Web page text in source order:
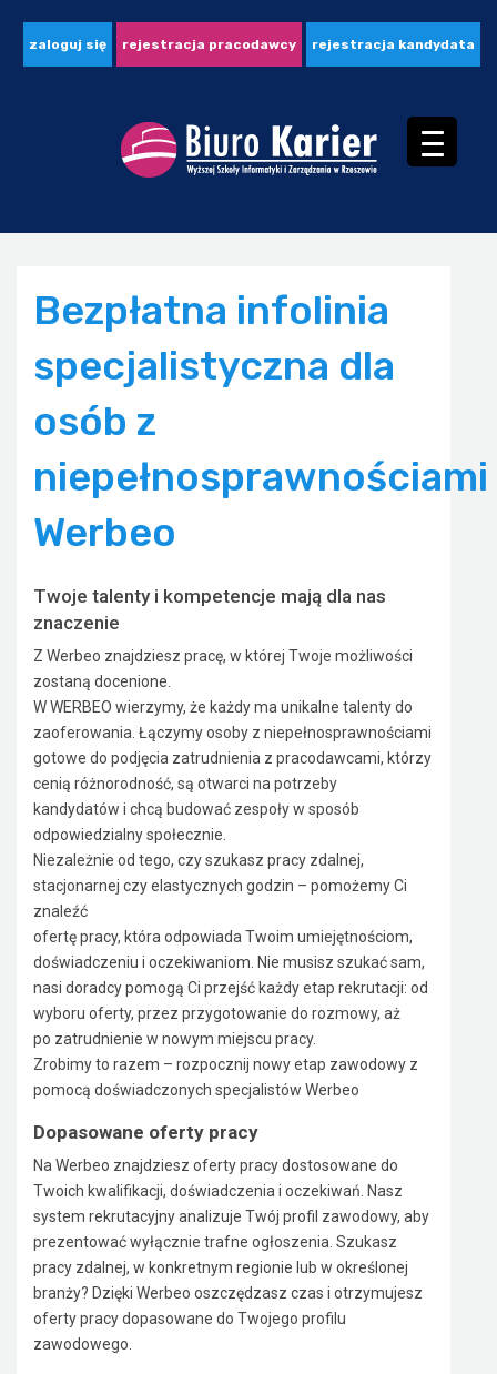
zaloguj się rejestracja pracodawcy rejestracja kandydata
Bezpłatna infolinia
specjalistyczna dla
osób z
niepełnosprawnościami
Werbeo
Twoje talenty i kompetencje mają dla nas
znaczenie
Z Werbeo znajdziesz pracę, w której Twoje możliwości
zostaną docenione.
W WERBEO wierzymy, że każdy ma unikalne talenty do
zaoferowania. Łączymy osoby z niepełnosprawnościami
gotowe do podjęcia zatrudnienia z pracodawcami, którzy
cenią różnorodność, są otwarci na potrzeby
kandydatów i chcą budować zespoły w sposób
odpowiedzialny społecznie.
Niezależnie od tego, czy szukasz pracy zdalnej,
stacjonarnej czy elastycznych godzin – pomożemy Ci
znaleźć
ofertę pracy, która odpowiada Twoim umiejętnościom,
doświadczeniu i oczekiwaniom. Nie musisz szukać sam,
nasi doradcy pomogą Ci przejść każdy etap rekrutacji: od
wyboru oferty, przez przygotowanie do rozmowy, aż
po zatrudnienie w nowym miejscu pracy.
Zrobimy to razem – rozpocznij nowy etap zawodowy z
pomocą doświadczonych specjalistów Werbeo
Dopasowane oferty pracy
Na Werbeo znajdziesz oferty pracy dostosowane do
Twoich kwalifikacji, doświadczenia i oczekiwań. Nasz
system rekrutacyjny analizuje Twój profil zawodowy, aby
prezentować wyłącznie trafne ogłoszenia. Szukasz
pracy zdalnej, w konkretnym regionie lub w określonej
branży? Dzięki Werbeo oszczędzasz czas i otrzymujesz
oferty pracy dopasowane do Twojego profilu
zawodowego.